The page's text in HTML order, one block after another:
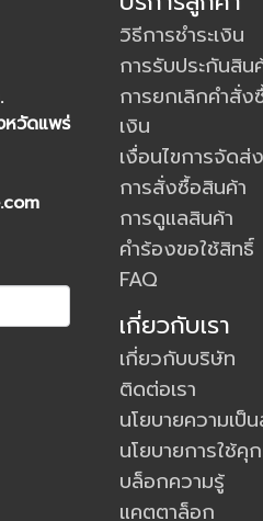
วัดแพร่
วิธีการชำระเงิน
การรับประกันสิน
การยกเลิกคำสั่
เงิน
เงื่อนไขการจัดส่
การสั่งซื้อสินค้า
การดูแลสินค้า
คำร้องขอใช้สิทธิ์
FAQ
เกี่ยวกับเรา
เกี่ยวกับบริษัท
ติดต่อเรา
นโยบายความเป็
นโยบายการใช้คุ
บล็อกความรู้
แคตตาล็อก